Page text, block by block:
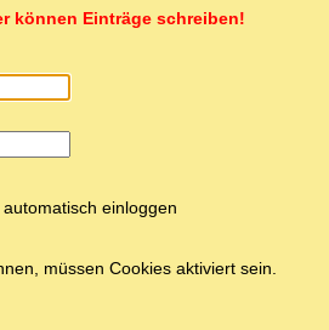
können Einträge schreiben!
einloggen
müssen Cookies aktiviert sein.